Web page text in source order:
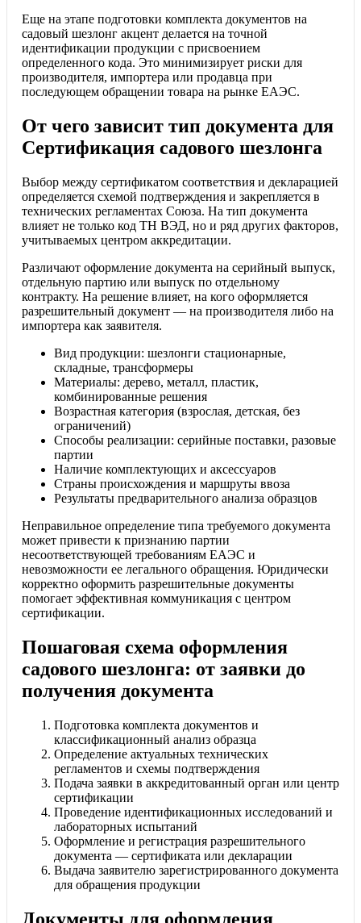
Еще на этапе подготовки комплекта документов на
садовый шезлонг акцент делается на точной
идентификации продукции с присвоением
определенного кода. Это минимизирует риски для
производителя, импортера или продавца при
последующем обращении товара на рынке ЕАЭС.
От чего зависит тип документа для
Сертификация садового шезлонга
Выбор между сертификатом соответствия и декларацией
определяется схемой подтверждения и закрепляется в
технических регламентах Союза. На тип документа
влияет не только код ТН ВЭД, но и ряд других факторов,
учитываемых центром аккредитации.
Различают оформление документа на серийный выпуск,
отдельную партию или выпуск по отдельному
контракту. На решение влияет, на кого оформляется
разрешительный документ — на производителя либо на
импортера как заявителя.
Вид продукции: шезлонги стационарные,
складные, трансформеры
Материалы: дерево, металл, пластик,
комбинированные решения
Возрастная категория (взрослая, детская, без
ограничений)
Способы реализации: серийные поставки, разовые
партии
Наличие комплектующих и аксессуаров
Страны происхождения и маршруты ввоза
Результаты предварительного анализа образцов
Неправильное определение типа требуемого документа
может привести к признанию партии
несоответствующей требованиям ЕАЭС и
невозможности ее легального обращения. Юридически
корректно оформить разрешительные документы
помогает эффективная коммуникация с центром
сертификации.
Пошаговая схема оформления
садового шезлонга: от заявки до
получения документа
Подготовка комплекта документов и
классификационный анализ образца
Определение актуальных технических
регламентов и схемы подтверждения
Подача заявки в аккредитованный орган или центр
сертификации
Проведение идентификационных исследований и
лабораторных испытаний
Оформление и регистрация разрешительного
документа — сертификата или декларации
Выдача заявителю зарегистрированного документа
для обращения продукции
Документы для оформления